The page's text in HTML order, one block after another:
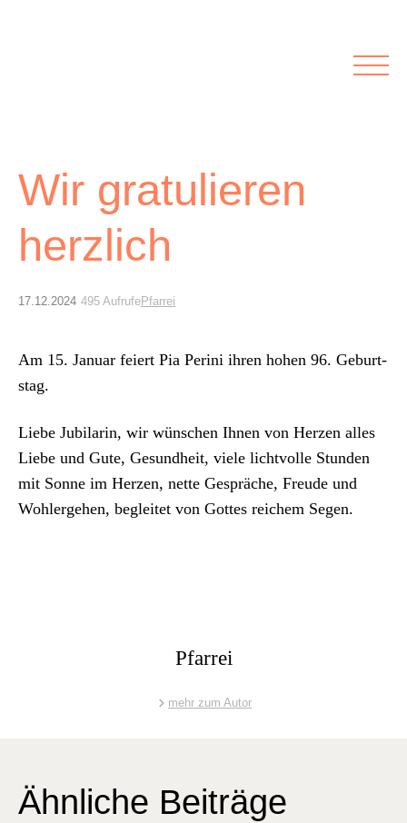
Vermischtes
Agenda I&L
Inserate &
Stellenbörse
Archiv
Über uns
Wir gratulieren
herzlich
17.12.2024 495 AufrufePfarrei
Am 15. Jan­u­ar feiert Pia Peri­ni ihren hohen 96. Geburt­
stag.
Liebe Jubi­lar­in, wir wün­schen Ihnen von Herzen alles
Liebe und Gute, Gesund­heit, viele lichtvolle Stun­den
mit Sonne im Herzen, nette Gespräche, Freude und
Woh­lerge­hen, begleit­et von Gottes reichem Segen.
Pfarrei
mehr zum Autor
Ähnliche Beiträge